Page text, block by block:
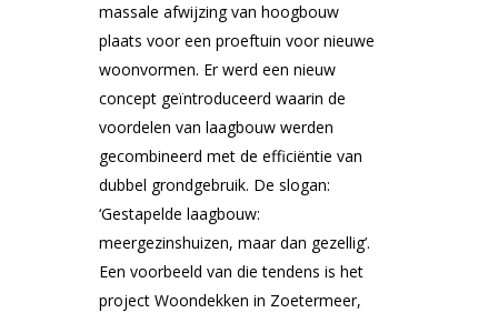
massale afwijzing van hoogbouw
plaats voor een proeftuin voor nieuwe
woonvormen. Er werd een nieuw
concept geïntroduceerd waarin de
voordelen van laagbouw werden
gecombineerd met de efficiëntie van
dubbel grondgebruik. De slogan:
‘Gestapelde laagbouw:
meergezinshuizen, maar dan gezellig’.
Een voorbeeld van die tendens is het
project Woondekken in Zoetermeer,